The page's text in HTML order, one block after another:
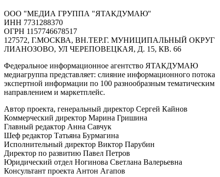
ООО "МЕДИА ГРУППА "ЯТАКДУМАЮ"
ИНН 7731288370
ОГРН 1157746678517
127572, Г.МОСКВА, ВН.ТЕР.Г. МУНИЦИПАЛЬНЫЙ ОКРУГ
ЛИАНОЗОВО, УЛ ЧЕРЕПОВЕЦКАЯ, Д. 15, КВ. 66
Федеральное информационное агентство ЯТАКДУМАЮ
медиагруппа представляет: слияние информационного потока
экспертной информации по 100 разнообразным тематическим
направлением и маркетплейс.
Автор проекта, генеральный директор Сергей Кайнов
Коммерческий директор Марина Гришина
Главный редактор Анна Савчук
Шеф редактор Татьяна Бурмагина
Исполнительный директор Виктор Парубин
Директор по развитию Павел Петров
Юридический отдел Ногинова Светлана Валерьевна
Консультант проекта Антон Агапов